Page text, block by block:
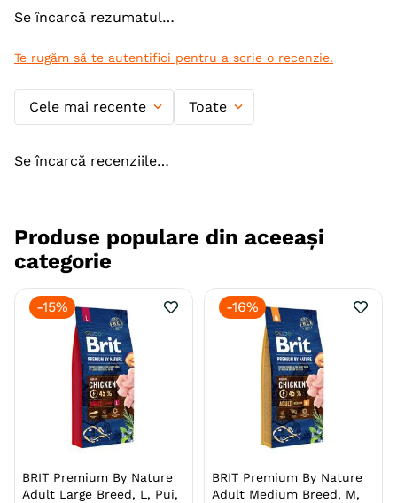
Se încarcă rezumatul…
Te rugăm să te autentifici pentru a scrie o recenzie.
Cele mai recente Toate
Se încarcă recenziile…
Produse populare din aceeași
categorie
-15%
BRIT Premium By Nature
Adult Large Breed, L, Pui,
-16%
BRIT Premium By Nature
Adult Medium Breed, M,